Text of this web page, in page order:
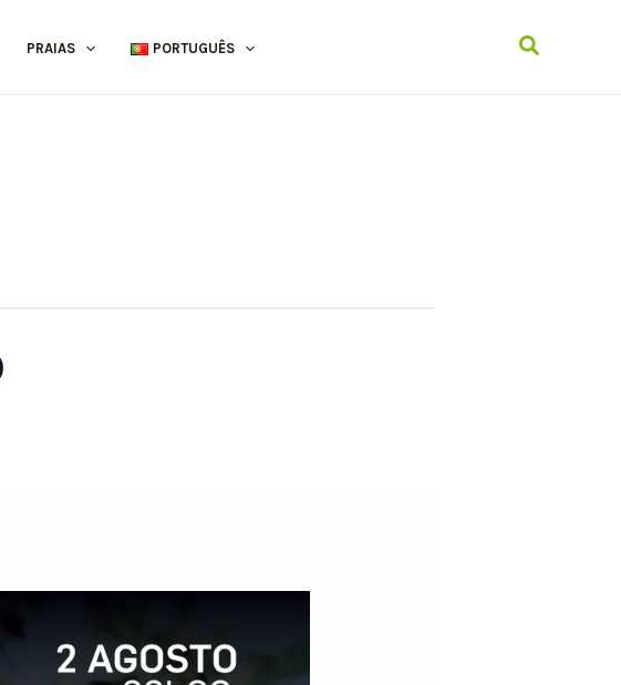
PRAIAS PORTUGUÊS Search